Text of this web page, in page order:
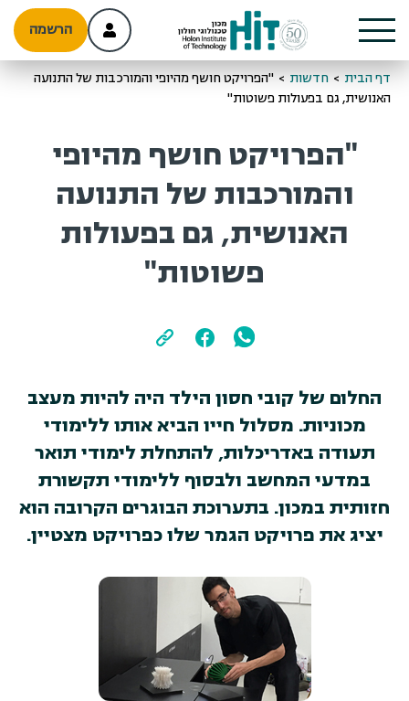
הרשמה
דף הבית > חדשות > "הפרויקט חושף מהיופי והמורכבות של התנועה
האנושית, גם בפעולות פשוטות"
"הפרויקט חושף מהיופי
והמורכבות של התנועה
האנושית, גם בפעולות
פשוטות"
החלום של קובי חסון הילד היה להיות מעצב
מכוניות. מסלול חייו הביא אותו ללימודי
תעודה באדריכלות, להתחלת לימודי תואר
במדעי המחשב ולבסוף ללימודי תקשורת
חזותית במכון. בתערוכת הבוגרים הקרובה הוא
יציג את פרויקט הגמר שלו כפרויקט מצטיין.